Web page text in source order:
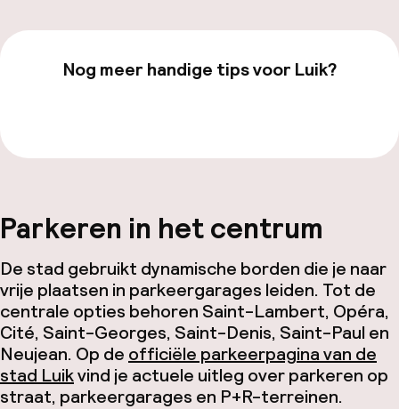
Nog meer handige tips voor Luik?
Parkeren in het centrum
De stad gebruikt dynamische borden die je naar
vrije plaatsen in parkeergarages leiden. Tot de
centrale opties behoren Saint-Lambert, Opéra,
Cité, Saint-Georges, Saint-Denis, Saint-Paul en
Neujean. Op de officiële parkeerpagina van de
stad Luikvind je actuele uitleg over parkeren op
straat, parkeergarages en P+R-terreinen.